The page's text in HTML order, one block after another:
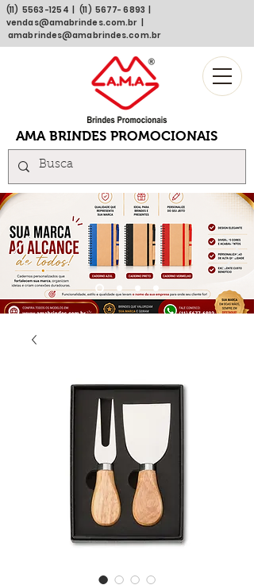
(11) 5563 -1254 | (11) 5677- 6893
vendas@amabrindes.com.br
amabrindes@amabrindes.com.br
AMA BRINDES PROMOCIONAIS